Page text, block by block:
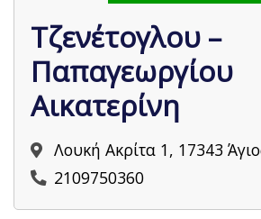
Τζενέτογλου –
Παπαγεωργίου
Αικατερίνη
Λουκή Ακρίτα 1, 17343
2109750360